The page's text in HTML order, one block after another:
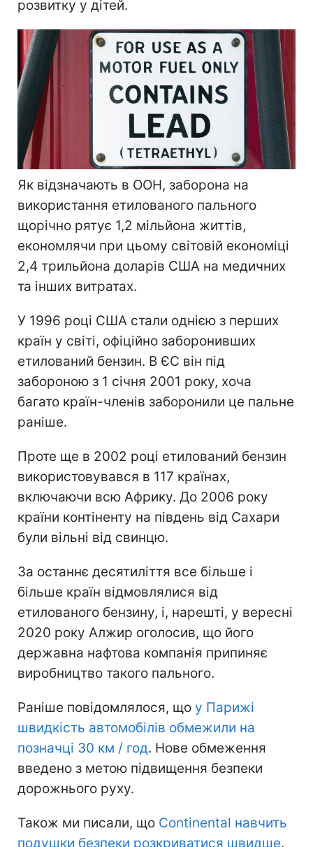
розвитку у дітей.
Як відзначають в ООН, заборона на
використання етилованого пального
щорічно рятує 1,2 мільйона життів,
економлячи при цьому світовій економіці
2,4 трильйона доларів США на медичних
та інших витратах.
У 1996 році США стали однією з перших
країн у світі, офіційно заборонивших
етилований бензин. В ЄС він під
забороною з 1 січня 2001 року, хоча
багато країн-членів заборонили це пальне
раніше.
Проте ще в 2002 році етилований бензин
використовувався в 117 країнах,
включаючи всю Африку. До 2006 року
країни контіненту на південь від Сахари
були вільні від свинцю.
За останнє десятиліття все більше і
більше країн відмовлялися від
етилованого бензину, і, нарешті, у вересні
2020 року Алжир оголосив, що його
державна нафтова компанія припиняє
виробництво такого пального.
Раніше повідомлялося, що у Парижі
швидкість автомобілів обмежили на
позначці 30 км / год. Нове обмеження
введено з метою підвищення безпеки
дорожнього руху.
Також ми писали, що Continental навчить
подушки безпеки розкриватися швидше.